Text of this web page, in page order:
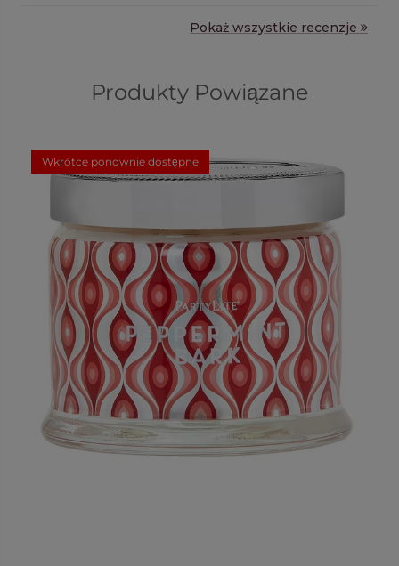
Pokaż wszystkie recenzje
Produkty Powiązane
Wkrótce ponownie dostępne